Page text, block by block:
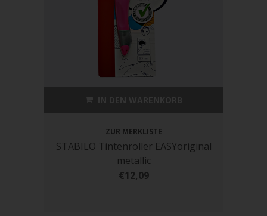
ZUR MERKLISTE
STABILO Tintenroller EASYoriginal
metallic
€12,09